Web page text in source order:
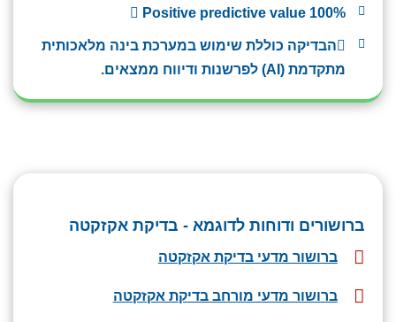
 Positive predictive value 100%
הבדיקה כוללת שימוש במערכת בינה מלאכותית
מתקדמת (AI) לפרשנות ודיווח ממצאים.
ברושורים ודוחות לדוגמא - בדיקת אקזקטה
ברושור מדעי בדיקת אקזקטה
ברושור מדעי מורחב בדיקת אקזקטה